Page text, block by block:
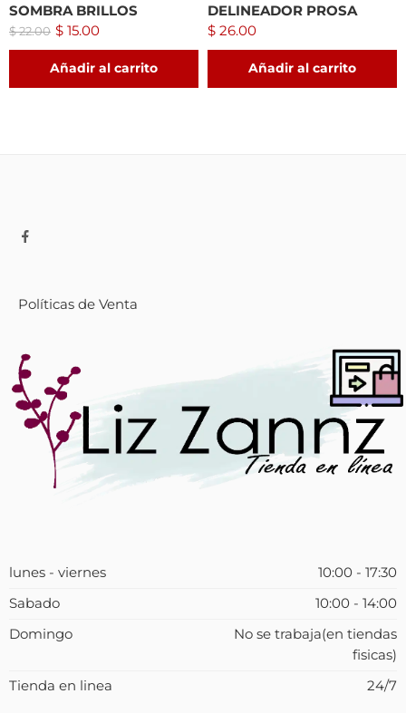
SOMBRA BRILLOS
$22.00 $ 15.00
Añadir al carrito
DELINEADOR PROSA
$ 26.00
Añadir al carrito
Políticas de Venta
lunes - viernes
10:00 - 17:30
Sabado
10:00 - 14:00
Domingo
No se trabaja(en tiendas
fisicas)
Tienda en linea
24/7